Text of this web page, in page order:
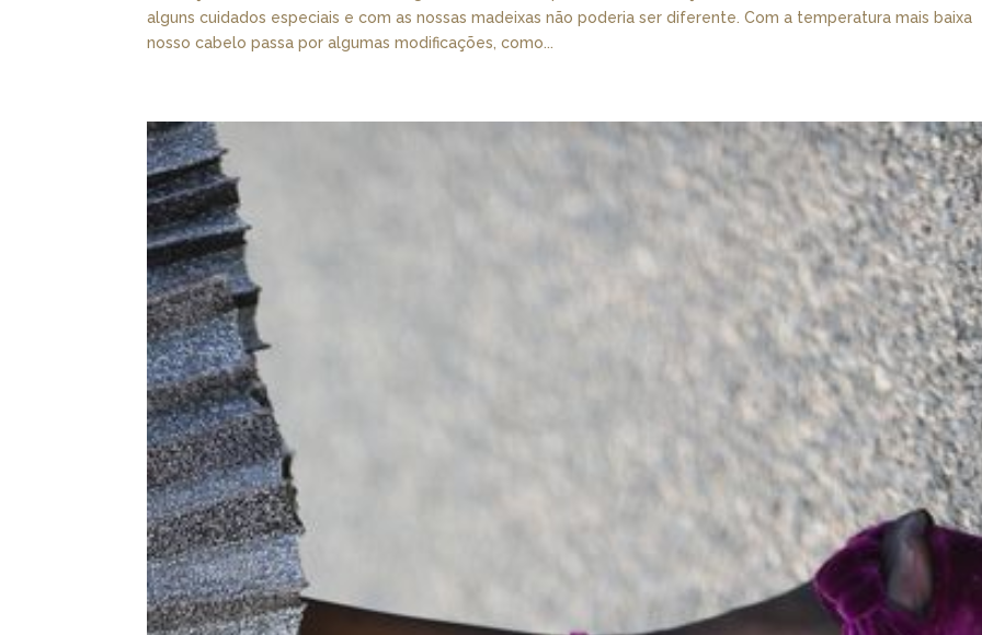
alguns cuidados especiais e com as nossas madeixas não poderia ser diferente. Com a temperatura mais baixa
nosso cabelo passa por algumas modificações, como...